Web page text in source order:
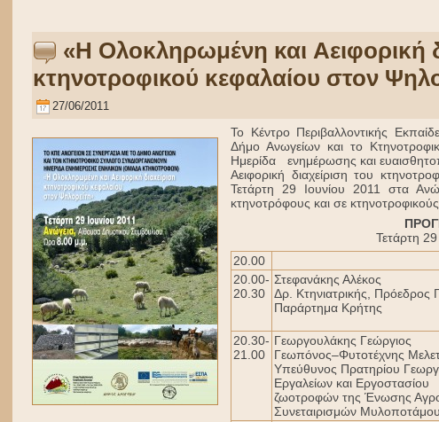
«Η Ολοκληρωμένη και Aειφορική
κτηνοτροφικού κεφαλαίου στον
27/06/2011
Το Κέντρο Περιβαλλοντικής
Δήμο Ανωγείων και το
Ημερίδα ενημέρωσης και
Aειφορική διαχείριση του
Τετάρτη 29 Ιουνίου 2011 στα
κτηνοτρόφους και σε
Τετάρτη
20.00
20.00-
20.30
Στεφανάκης Αλέκος
Δρ. Κτηνιατρικής,
Παράρτημα Κρήτης
20.30-
21.00
Γεωργουλάκης Γεώργιος
Γεωπόνος–Φυτοτέχνης
Υπεύθυνος Πρατηρίου
Εργαλείων και Εργοστασίου
ζωοτροφών της Ένωσης
Συνεταιρισμών Μυλοποτάμου